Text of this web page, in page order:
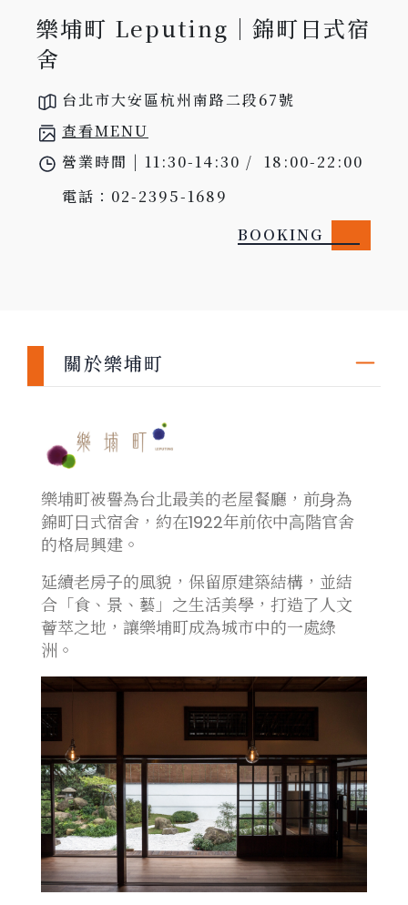
樂埔町 Leputing｜錦町日式宿
舍
台北市大安區杭州南路二段67號
查看MENU
營業時間 | 11:30-14:30 /  18:00-22:00
電話：02-2395-1689
BOOKING
關於樂埔町
樂埔町被譽為台北最美的老屋餐廳，前⾝為
錦町⽇式宿舍，約在1922年前依中⾼階官舍
的格局興建。
延續老房⼦的風貌，保留原建築結構，並結
合「食、景、藝」之⽣活美學，打造了⼈⽂
薈萃之地，讓樂埔町成為城市中的⼀處綠
洲。